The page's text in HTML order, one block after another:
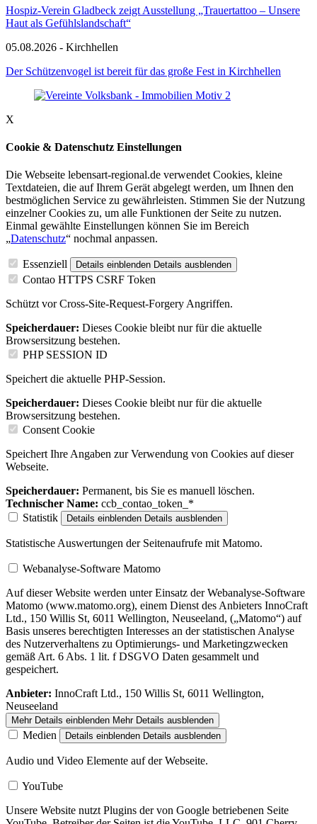
Hospiz-Verein Gladbeck zeigt Ausstellung „Trauertattoo – Unsere
Haut als Gefühlslandschaft“
05.08.2026 - Kirchhellen
Der Schützenvogel ist bereit für das große Fest in Kirchhellen
X
Cookie & Datenschutz Einstellungen
Die Webseite lebensart-regional.de verwendet Cookies, kleine
Textdateien, die auf Ihrem Gerät abgelegt werden, um Ihnen den
bestmöglichen Service zu gewährleisten. Stimmen Sie der Nutzung
einzelner Cookies zu, um alle Funktionen der Seite zu nutzen.
Einmal gewählte Einstellungen können Sie im Bereich
„Datenschutz“ nochmal anpassen.
Essenziell Details einblenden Details ausblenden
Contao HTTPS CSRF Token
Schützt vor Cross-Site-Request-Forgery Angriffen.
Speicherdauer: Dieses Cookie bleibt nur für die aktuelle
Browsersitzung bestehen.
PHP SESSION ID
Speichert die aktuelle PHP-Session.
Speicherdauer: Dieses Cookie bleibt nur für die aktuelle
Browsersitzung bestehen.
Consent Cookie
Speichert Ihre Angaben zur Verwendung von Cookies auf dieser
Webseite.
Speicherdauer: Permanent, bis Sie es manuell löschen.
Technischer Name: ccb_contao_token_*
Statistik
Details einblenden Details ausblenden
Statistische Auswertungen der Seitenaufrufe mit Matomo.
Webanalyse-Software Matomo
Auf dieser Website werden unter Einsatz der Webanalyse-Software
Matomo (www.matomo.org), einem Dienst des Anbieters InnoCraft
Ltd., 150 Willis St, 6011 Wellington, Neuseeland, („Matomo“) auf
Basis unseres berechtigten Interesses an der statistischen Analyse
des Nutzerverhaltens zu Optimierungs- und Marketingzwecken
gemäß Art. 6 Abs. 1 lit. f DSGVO Daten gesammelt und
gespeichert.
Anbieter: InnoCraft Ltd., 150 Willis St, 6011 Wellington,
Neuseeland
Mehr Details einblenden Mehr Details ausblenden
Medien Details einblenden Details ausblenden
Audio und Video Elemente auf der Webseite.
YouTube
Unsere Website nutzt Plugins der von Google betriebenen Seite